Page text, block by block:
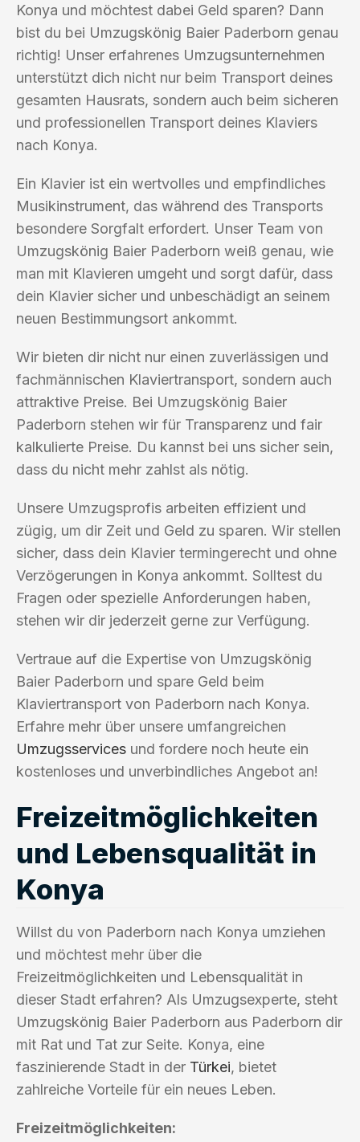
Konya und möchtest dabei Geld sparen? Dann
bist du bei Umzugskönig Baier Paderborn genau
richtig! Unser erfahrenes Umzugsunternehmen
unterstützt dich nicht nur beim Transport deines
gesamten Hausrats, sondern auch beim sicheren
und professionellen Transport deines Klaviers
nach Konya.
Ein Klavier ist ein wertvolles und empfindliches
Musikinstrument, das während des Transports
besondere Sorgfalt erfordert. Unser Team von
Umzugskönig Baier Paderborn weiß genau, wie
man mit Klavieren umgeht und sorgt dafür, dass
dein Klavier sicher und unbeschädigt an seinem
neuen Bestimmungsort ankommt.
Wir bieten dir nicht nur einen zuverlässigen und
fachmännischen Klaviertransport, sondern auch
attraktive Preise. Bei Umzugskönig Baier
Paderborn stehen wir für Transparenz und fair
kalkulierte Preise. Du kannst bei uns sicher sein,
dass du nicht mehr zahlst als nötig.
Unsere Umzugsprofis arbeiten effizient und
zügig, um dir Zeit und Geld zu sparen. Wir stellen
sicher, dass dein Klavier termingerecht und ohne
Verzögerungen in Konya ankommt. Solltest du
Fragen oder spezielle Anforderungen haben,
stehen wir dir jederzeit gerne zur Verfügung.
Vertraue auf die Expertise von Umzugskönig
Baier Paderborn und spare Geld beim
Klaviertransport von Paderborn nach Konya.
Erfahre mehr über unsere umfangreichen
Umzugsservices und fordere noch heute ein
kostenloses und unverbindliches Angebot an!
Freizeitmöglichkeiten
und Lebensqualität in
Konya
Willst du von Paderborn nach Konya umziehen
und möchtest mehr über die
Freizeitmöglichkeiten und Lebensqualität in
dieser Stadt erfahren? Als Umzugsexperte, steht
Umzugskönig Baier Paderborn aus Paderborn dir
mit Rat und Tat zur Seite. Konya, eine
faszinierende Stadt in der Türkei, bietet
zahlreiche Vorteile für ein neues Leben.
Freizeitmöglichkeiten: